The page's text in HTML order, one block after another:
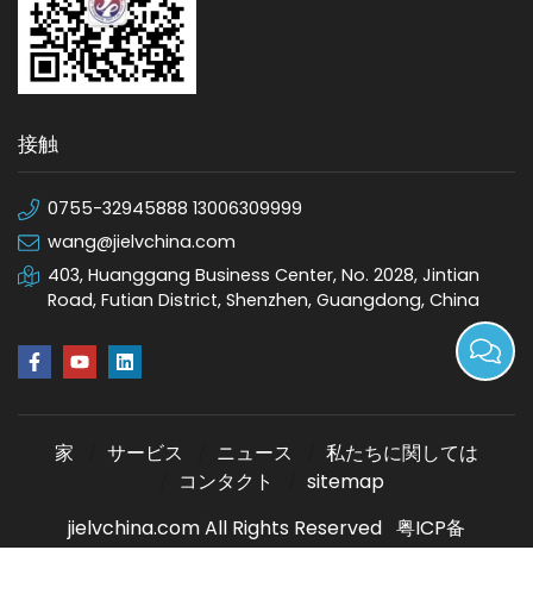
接触
0755-32945888 13006309999
wang@jielvchina.com
403, Huanggang Business Center, No. 2028, Jintian
Road, Futian District, Shenzhen, Guangdong, China
家 サービス ニュース
私たちに関しては
コンタクト
sitemap
jielvchina.com All Rights Reserved 粤ICP备
17133910号-1